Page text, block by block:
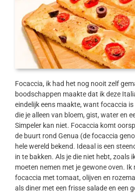
Focaccia, ik had het nog nooit zelf
boodschappen maakte dat ik deze
eindelijk eens maakte, want focaccia
die je alleen van bloem, gist, water en
Simpeler kan niet. Focaccia komt
de buurt rond Genua (de focaccia
hele wereld bekend. Ideaal is een
in te bakken. Als je die niet hebt, zoals
moeten nemen met je gewone oven. Ik
focaccia met tomaat, olijven en
als diner met een frisse salade en een